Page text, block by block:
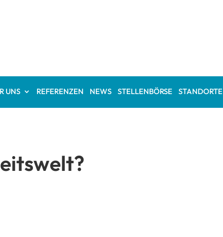
UNS REFERENZEN NEWS STELLENBÖRSE STANDORTE